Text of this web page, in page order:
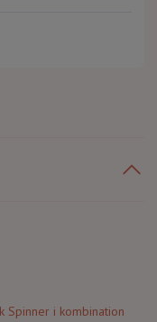
Spinner i kombination